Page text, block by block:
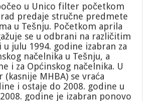
u Unico filter početkom
rad predaje stručne predmete
u Tešnju. Početkom aprila
se u odbrani na različitim
julu 1994. godine izabran za
načelnika u Tešnju, a
i za Općinskog načelnika. U
MHBA) se vraća
i ostaje do 2008. godine u
godine je izabran ponovo